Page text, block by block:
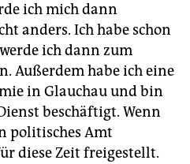
ich mich dann
anders. Ich habe schon
ich dann zum
Außerdem habe ich eine
in Glauchau und bin
beschäftigt. Wenn
politisches Amt
diese Zeit freigestellt.